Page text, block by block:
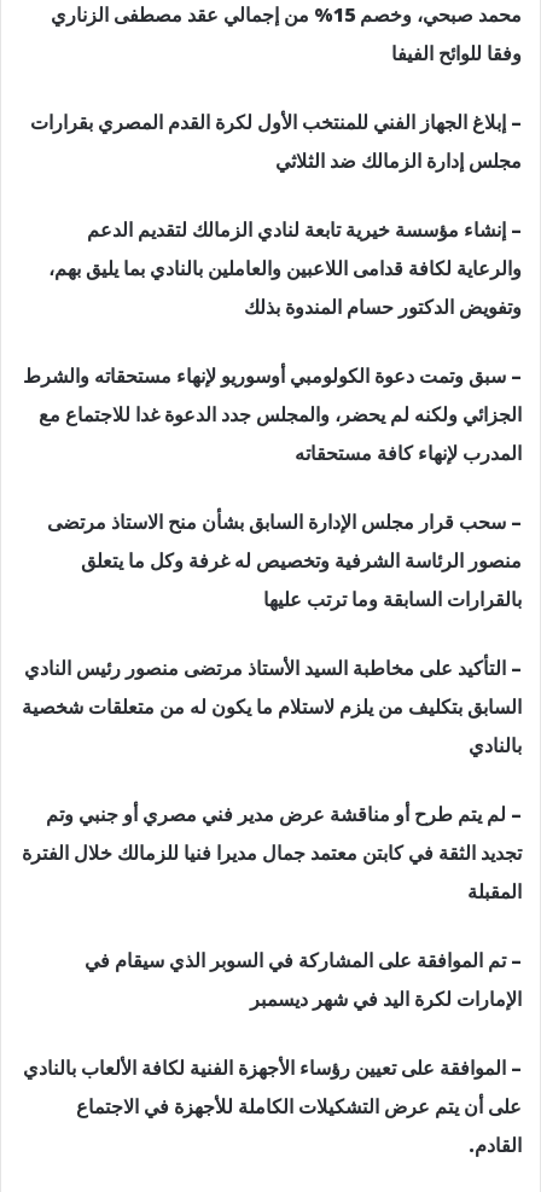
محمد صبحي، وخصم 15% من إجمالي عقد مصطفى الزناري
وفقا للوائح الفيفا
– إبلاغ الجهاز الفني للمنتخب الأول لكرة القدم المصري بقرارات
مجلس إدارة الزمالك ضد الثلاثي
– إنشاء مؤسسة خيرية تابعة لنادي الزمالك لتقديم الدعم
والرعاية لكافة قدامى اللاعبين والعاملين بالنادي بما يليق بهم،
وتفويض الدكتور حسام المندوة بذلك
– سبق وتمت دعوة الكولومبي أوسوريو لإنهاء مستحقاته والشرط
الجزائي ولكنه لم يحضر، والمجلس جدد الدعوة غدا للاجتماع مع
المدرب لإنهاء كافة مستحقاته
– سحب قرار مجلس الإدارة السابق بشأن منح الاستاذ مرتضى
منصور الرئاسة الشرفية وتخصيص له غرفة وكل ما يتعلق
بالقرارات السابقة وما ترتب عليها
– التأكيد على مخاطبة السيد الأستاذ مرتضى منصور رئيس النادي
السابق بتكليف من يلزم لاستلام ما يكون له من متعلقات شخصية
بالنادي
– لم يتم طرح أو مناقشة عرض مدير فني مصري أو جنبي وتم
تجديد الثقة في كابتن معتمد جمال مديرا فنيا للزمالك خلال الفترة
المقبلة
– تم الموافقة على المشاركة في السوبر الذي سيقام في
الإمارات لكرة اليد في شهر ديسمبر
– الموافقة على تعيين رؤساء الأجهزة الفنية لكافة الألعاب بالنادي
على أن يتم عرض التشكيلات الكاملة للأجهزة في الاجتماع
القادم.